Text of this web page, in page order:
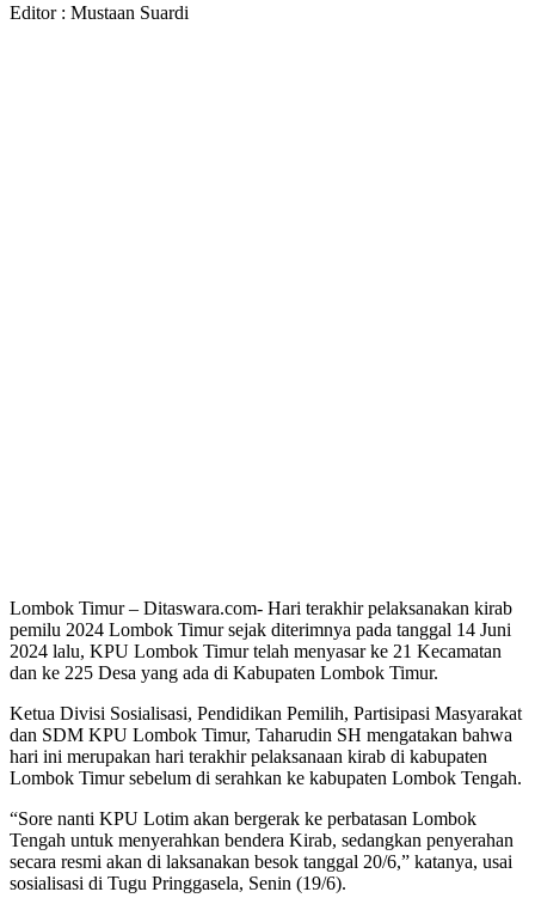
Editor : Mustaan Suardi
Lombok Timur – Ditaswara.com- Hari terakhir pelaksanakan kirab
pemilu 2024 Lombok Timur sejak diterimnya pada tanggal 14 Juni
2024 lalu, KPU Lombok Timur telah menyasar ke 21 Kecamatan
dan ke 225 Desa yang ada di Kabupaten Lombok Timur.
Ketua Divisi Sosialisasi, Pendidikan Pemilih, Partisipasi Masyarakat
dan SDM KPU Lombok Timur, Taharudin SH mengatakan bahwa
hari ini merupakan hari terakhir pelaksanaan kirab di kabupaten
Lombok Timur sebelum di serahkan ke kabupaten Lombok Tengah.
“Sore nanti KPU Lotim akan bergerak ke perbatasan Lombok
Tengah untuk menyerahkan bendera Kirab, sedangkan penyerahan
secara resmi akan di laksanakan besok tanggal 20/6,” katanya, usai
sosialisasi di Tugu Pringgasela, Senin (19/6).